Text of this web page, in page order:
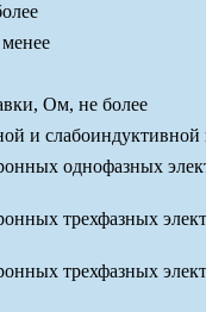
Ом, не более
и слабоиндуктивной
однофазных
трехфазных
трехфазных